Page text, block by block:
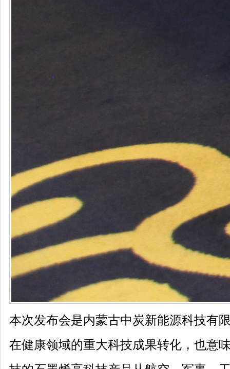
本次发布会是内蒙古中炭新能源科技有
在健康领域的重大科技成果转化，也意